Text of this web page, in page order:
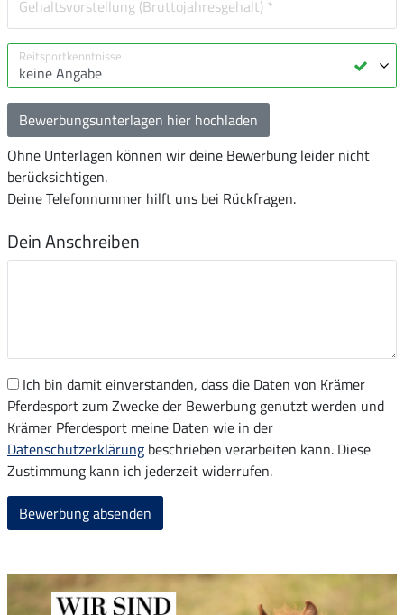
Bewerbungsunterlagen hier hochladen
Ohne Unterlagen können wir deine Bewerbung leider nicht
berücksichtigen.
Deine Telefonnummer hilft uns bei Rückfragen.
Dein Anschreiben
Ich bin damit einverstanden, dass die Daten von Krämer
Pferdesport zum Zwecke der Bewerbung genutzt werden und
Krämer Pferdesport meine Daten wie in der
Datenschutzerklärung beschrieben verarbeiten kann. Diese
Zustimmung kann ich jederzeit widerrufen.
Bewerbung absenden